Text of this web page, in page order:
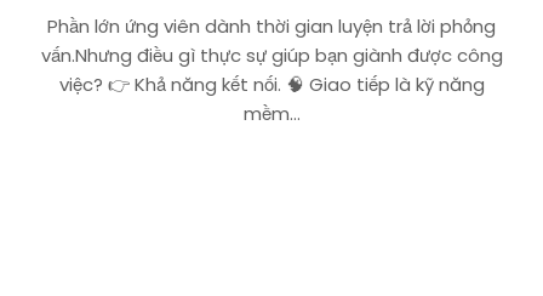
Phần lớn ứng viên dành thời gian luyện trả lời phỏng
vấn.Nhưng điều gì thực sự giúp bạn giành được công
việc? 👉 Khả năng kết nối. 🧠 Giao tiếp là kỹ năng
mềm…